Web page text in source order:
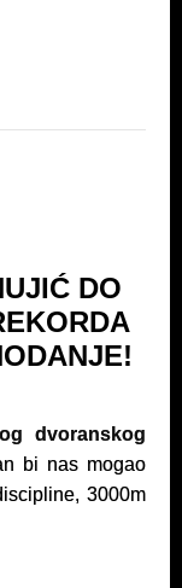
DO
dvoranskog
bi nas mogao
3000m